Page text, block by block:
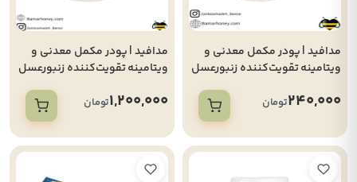
مدافید | پودر مکمل معدنی و
ویتامینه تقویت‌کننده زنبورعسل
100 گرمی )
240,000تومان
مدافید | پودر مکمل معدنی و
ویتامینه تقویت‌کننده زنبورعسل
(500 گرمی)1,200,000تومان